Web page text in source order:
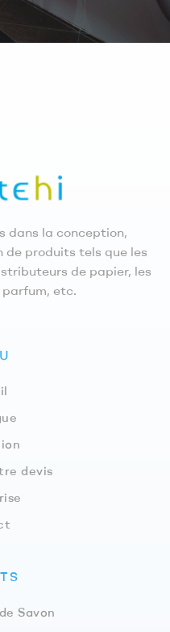
dans la conception,
de produits tels que les
de papier, les
etc.
devis
Savon